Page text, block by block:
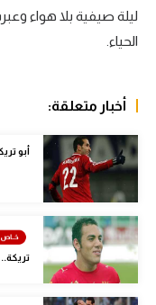
أمم إفريقيا
كرة طائرة
الوطن العربي
في المونديال
رياضة نسائية
ليلة صيفية بلا هواء
الحياء.
أخبار متعلقة:
أبو